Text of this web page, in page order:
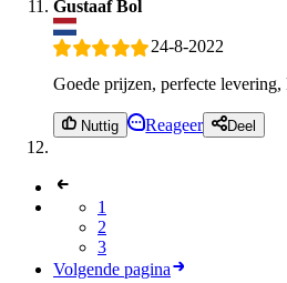
Gustaaf Bol
24-8-2022
Goede prijzen, perfecte
Nuttig Reageer Deel
1
2
3
Volgende pagina